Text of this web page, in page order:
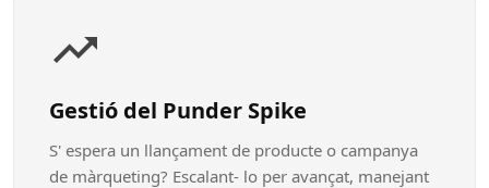
Gestió del Punder Spike
S' espera un llançament de producte o campanya
de màrqueting? Escalant- lo per avançat, manejant